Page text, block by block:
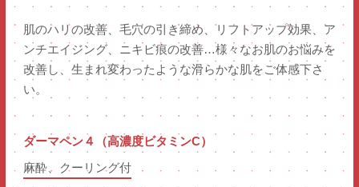
肌のハリの改善、毛穴の引き締め、リフトアップ効果、ア
ンチエイジング、ニキビ痕の改善…様々なお肌のお悩みを
改善し、生まれ変わったような滑らかな肌をご体感下さ
い。
ダーマペン４（高濃度ビタミンC）
麻酔、クーリング付